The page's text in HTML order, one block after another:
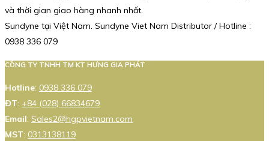
và thời gian giao hàng nhanh nhất.
Sundyne tại Việt Nam. Sundyne Viet Nam Distributor / Hotline :
0938 336 079
CÔNG TY TNHH TM KT HƯNG GIA PHÁT
Hotline: 0938 336 079
ĐT: +84 (028) 66834679
Email: Sales2@hgpvietnam.com
MST: 0313138119